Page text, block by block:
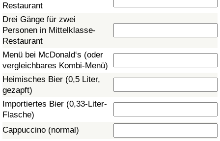
Restaurant
Drei Gänge für zwei
Personen in Mittelklasse-
Restaurant
Menü bei McDonald‘s (oder
vergleichbares Kombi-Menü)
Heimisches Bier (0,5 Liter,
gezapft)
Importiertes Bier (0,33-Liter-
Flasche)
Cappuccino (normal)
Umweltverschmutzung
Umweltverschmutzungs-Index (aktuell)
Verschmutzungsindex
Umweltverschmutzungs-Index nach Land